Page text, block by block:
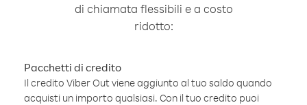
di chiamata flessibili e a costo
ridotto:
Pacchetti di credito
Il credito Viber Out viene aggiunto al tuo saldo quando
acquisti un importo qualsiasi. Con il tuo credito puoi